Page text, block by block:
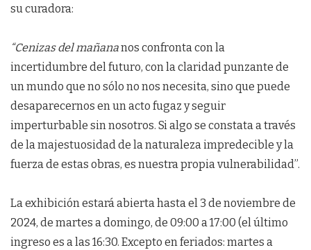
su curadora:
“Cenizas del mañananos confronta con la
incertidumbre del futuro, con la claridad punzante de
un mundo que no sólo no nos necesita, sino que puede
desaparecernos en un acto fugaz y seguir
imperturbable sin nosotros. Si algo se constata a través
de la majestuosidad de la naturaleza impredecible y la
fuerza de estas obras, es nuestra propia vulnerabilidad”.
La exhibición estará abierta hasta el 3 de noviembre de
2024, de martes a domingo, de 09:00 a 17:00 (el último
ingreso es a las 16:30. Excepto en feriados: martes a